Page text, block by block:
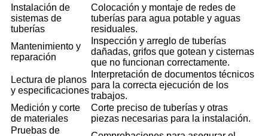
Instalación de
sistemas de
tuberías
Colocación y montaje de redes de
tuberías para agua potable y aguas
residuales.
Mantenimiento y
reparación
Inspección y arreglo de tuberías
dañadas, grifos que gotean y cisternas
que no funcionan correctamente.
Lectura de planos
y especificaciones
Interpretación de documentos técnicos
para la correcta ejecución de los
trabajos.
Medición y corte
de materiales
Corte preciso de tuberías y otras
piezas necesarias para la instalación.
Pruebas de